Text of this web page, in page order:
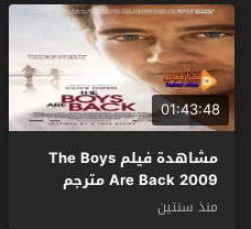
01:43:48
مشاهدة فيلم The Boys
Are Back 2009 مترجم
منذ سنتين